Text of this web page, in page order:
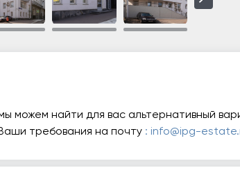
можем найти для вас альтернативный
требования на почту : info@ipg-